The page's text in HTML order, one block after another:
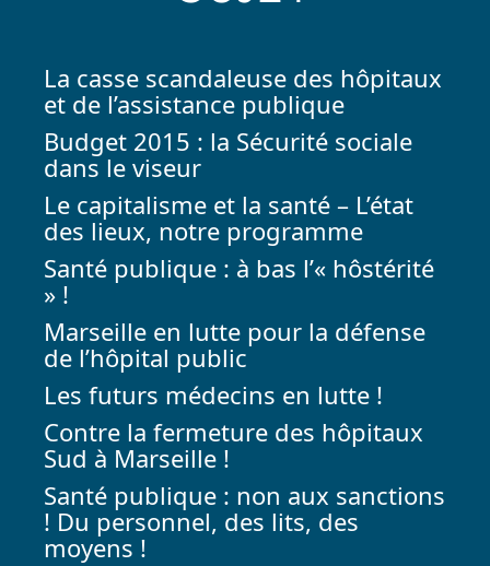
La casse scandaleuse des hôpitaux
et de l’assistance publique
Budget 2015 : la Sécurité sociale
dans le viseur
Le capitalisme et la santé – L’état
des lieux, notre programme
Santé publique : à bas l’« hôstérité
» !
Marseille en lutte pour la défense
de l’hôpital public
Les futurs médecins en lutte !
Contre la fermeture des hôpitaux
Sud à Marseille !
Santé publique : non aux sanctions
! Du personnel, des lits, des
moyens !